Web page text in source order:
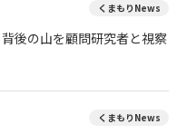
くまもりNews
後の山を顧問研究者と視察
くまもりNews